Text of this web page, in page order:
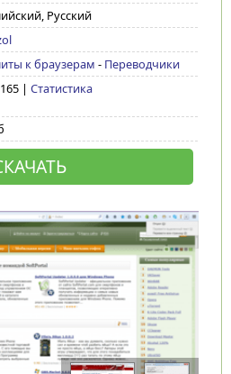
Русский
к браузерам - Переводчики
| Статистика